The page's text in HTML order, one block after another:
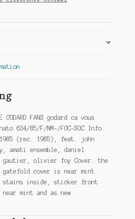
GODARD FANS godard ca vous
634/85/F/NM-/FOC-SOC Info:
(rec. 1985), feat. john
amati ensemble, daniel
gautier, olivier foy Cover: the
gatefold cover is near mint
stains inside, sticker front
mint and as new